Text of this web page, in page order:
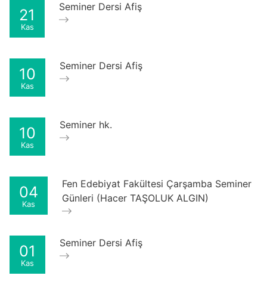
21
Kas
Seminer Dersi Afiş
10
Kas
Seminer Dersi Afiş
10
Kas
Seminer hk.
04
Kas
Fen Edebiyat Fakültesi Çarşamba Seminer
Günleri (Hacer TAŞOLUK ALGIN)
01
Kas
Seminer Dersi Afiş